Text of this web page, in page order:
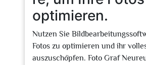
optimieren.
Nutzen Sie
Fotos zu optimieren und ihr
auszuschöpfen. Foto Graf